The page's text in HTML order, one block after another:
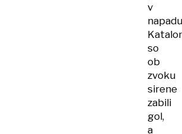
v
so
ob
zvoku
sirene
zabili
gol,
a